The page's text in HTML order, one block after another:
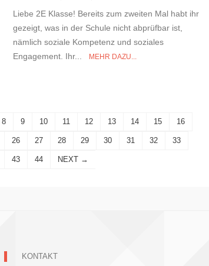
Liebe 2E Klasse! Bereits zum zweiten Mal habt ihr
gezeigt, was in der Schule nicht abprüfbar ist,
nämlich soziale Kompetenz und soziales
Engagement. Ihr...
MEHR DAZU...
8 9 10 11 12 13 14 15 16
26 27 28 29 30 31 32 33
43 44 NEXT →
KONTAKT